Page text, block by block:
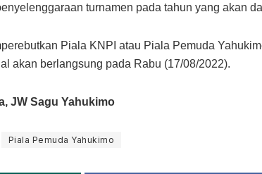
turnamen pada tahun yang akan
Piala KNPI atau Piala Pemuda
akan berlangsung pada Rabu (17/08/2022).
JW Sagu Yahukimo
Piala Pemuda Yahukimo